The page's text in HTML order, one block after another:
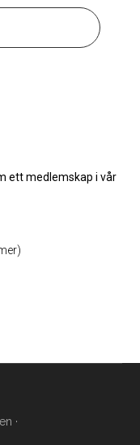
ett medlemskap i vår
·